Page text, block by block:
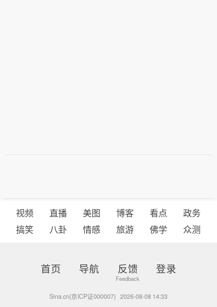
视频 直播 美图 博客 看点
政务
搞笑
八卦 情感 旅游 佛学 众测
首页 导航 反馈 登录
Sina.cn(京ICP证000007) 2026-08-08 14:33